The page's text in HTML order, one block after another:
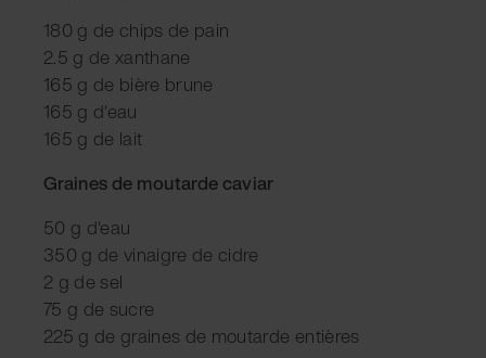
180 g de chips de pain
2.5 g de xanthane
165 g de bière brune
165 g d'eau
165 g de lait
Graines de moutarde caviar
50 g d'eau
350 g de vinaigre de cidre
2 g de sel
75 g de sucre
225 g de graines de moutarde entières